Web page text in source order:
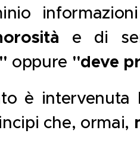
e di
oppure "deve
è intervenuta
che, ormai,